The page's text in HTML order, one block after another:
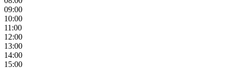
09:00
10:00
11:00
12:00
13:00
14:00
15:00